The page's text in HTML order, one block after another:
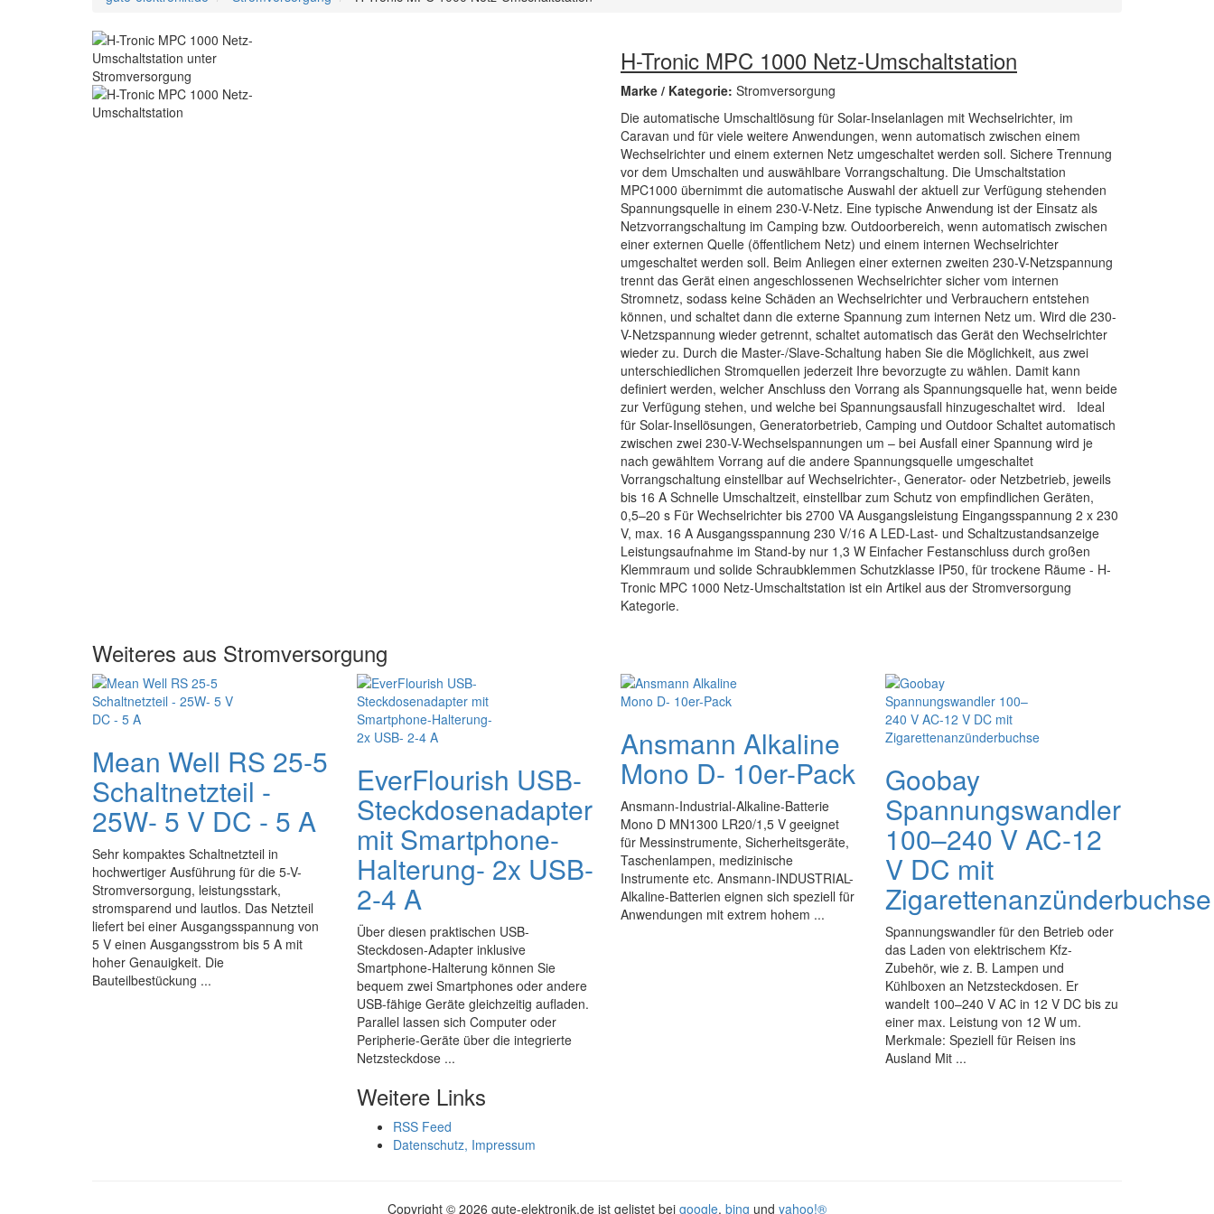
H-Tronic MPC 1000 Netz-Umschaltstation
Marke / Kategorie: Stromversorgung
Die automatische Umschaltlösung für Solar-Inselanlagen mit Wechselrichter, im
Caravan und für viele weitere Anwendungen, wenn automatisch zwischen einem
Wechselrichter und einem externen Netz umgeschaltet werden soll. Sichere Trennung
vor dem Umschalten und auswählbare Vorrangschaltung. Die Umschaltstation
MPC1000 übernimmt die automatische Auswahl der aktuell zur Verfügung stehenden
Spannungsquelle in einem 230-V-Netz. Eine typische Anwendung ist der Einsatz als
Netzvorrangschaltung im Camping bzw. Outdoorbereich, wenn automatisch zwischen
einer externen Quelle (öffentlichem Netz) und einem internen Wechselrichter
umgeschaltet werden soll. Beim Anliegen einer externen zweiten 230-V-Netzspannung
trennt das Gerät einen angeschlossenen Wechselrichter sicher vom internen
Stromnetz, sodass keine Schäden an Wechselrichter und Verbrauchern entstehen
können, und schaltet dann die externe Spannung zum internen Netz um. Wird die 230-
V-Netzspannung wieder getrennt, schaltet automatisch das Gerät den Wechselrichter
wieder zu. Durch die Master-/Slave-Schaltung haben Sie die Möglichkeit, aus zwei
unterschiedlichen Stromquellen jederzeit Ihre bevorzugte zu wählen. Damit kann
definiert werden, welcher Anschluss den Vorrang als Spannungsquelle hat, wenn beide
zur Verfügung stehen, und welche bei Spannungsausfall hinzugeschaltet wird. Ideal
für Solar-Insellösungen, Generatorbetrieb, Camping und Outdoor Schaltet automatisch
zwischen zwei 230-V-Wechselspannungen um – bei Ausfall einer Spannung wird je
nach gewähltem Vorrang auf die andere Spannungsquelle umgeschaltet
Vorrangschaltung einstellbar auf Wechselrichter-, Generator- oder Netzbetrieb, jeweils
bis 16 A Schnelle Umschaltzeit, einstellbar zum Schutz von empfindlichen Geräten,
0,5–20 s Für Wechselrichter bis 2700 VA Ausgangsleistung Eingangsspannung 2 x 230
V, max. 16 A Ausgangsspannung 230 V/16 A LED-Last- und Schaltzustandsanzeige
Leistungsaufnahme im Stand-by nur 1,3 W Einfacher Festanschluss durch großen
Klemmraum und solide Schraubklemmen Schutzklasse IP50, für trockene Räume - H-
Tronic MPC 1000 Netz-Umschaltstation ist ein Artikel aus der Stromversorgung
Kategorie.
Weiteres aus Stromversorgung
Mean Well RS 25-5
Schaltnetzteil -
25W- 5 V DC - 5 A
Sehr kompaktes Schaltnetzteil in
hochwertiger Ausführung für die 5-V-
Stromversorgung, leistungsstark,
stromsparend und lautlos. Das Netzteil
liefert bei einer Ausgangsspannung von
5 V einen Ausgangsstrom bis 5 A mit
hoher Genauigkeit. Die
Bauteilbestückung ...
EverFlourish USB-
Steckdosenadapter
mit Smartphone-
Halterung- 2x USB-
2-4 A
Über diesen praktischen USB-
Steckdosen-Adapter inklusive
Smartphone-Halterung können Sie
bequem zwei Smartphones oder andere
USB-fähige Geräte gleichzeitig aufladen.
Parallel lassen sich Computer oder
Peripherie-Geräte über die integrierte
Netzsteckdose ...
Ansmann Alkaline
Mono D- 10er-Pack
Ansmann-Industrial-Alkaline-Batterie
Mono D MN1300 LR20/1,5 V geeignet
für Messinstrumente, Sicherheitsgeräte,
Taschenlampen, medizinische
Instrumente etc. Ansmann-INDUSTRIAL-
Alkaline-Batterien eignen sich speziell für
Anwendungen mit extrem hohem ...
Goobay
Spannungswandler
100–240 V AC-12
V DC mit
Zigarettenanzünderbuchse
Spannungswandler für den Betrieb oder
das Laden von elektrischem Kfz-
Zubehör, wie z. B. Lampen und
Kühlboxen an Netzsteckdosen. Er
wandelt 100–240 V AC in 12 V DC bis zu
einer max. Leistung von 12 W um.
Merkmale: Speziell für Reisen ins
Ausland Mit ...
Weitere Links
RSS Feed
Datenschutz, Impressum
Copyright © 2026 gute-elektronik.de ist gelistet bei google, bing und yahoo!®